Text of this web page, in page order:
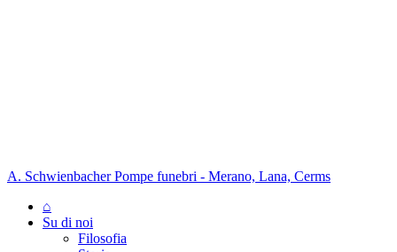
A. Schwienbacher Pompe funebri - Merano, Lana, Cerms
⌂
Su di noi
Filosofia